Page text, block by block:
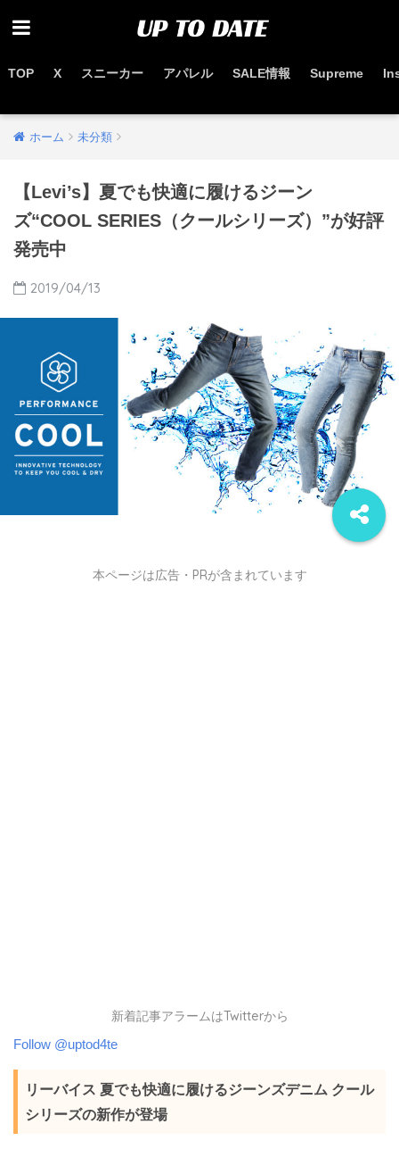
TOP X スニーカー アパレル SALE情報 Supreme
ホーム 未分類
【Levi’s】夏でも快適に履けるジーン
ズ“COOL SERIES（クールシリーズ）”が好評
発売中
2019/04/13
本ページは広告・PRが含まれています
新着記事アラームはTwitterから
Follow @uptod4te
リーバイス 夏でも快適に履けるジーンズデニム クール
シリーズの新作が登場